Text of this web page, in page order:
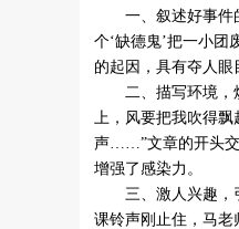
一、叙述好事件的
个‘缺德鬼’把一小团
的起因，具有夺人眼
二、描写环境，烘
上，风要把我吹得飘
声……”文章的开头交
增强了感染力。
三、激人兴趣，引
课铃声刚止住，马